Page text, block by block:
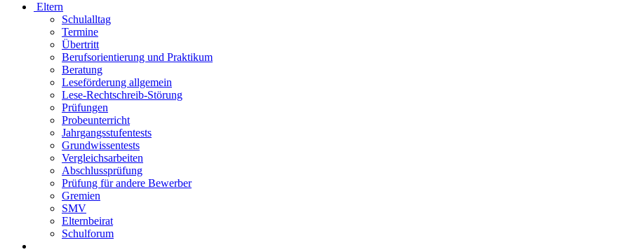
Eltern
Schulalltag
Termine
Übertritt
Berufsorientierung und Praktikum
Beratung
Leseförderung allgemein
Lese-Rechtschreib-Störung
Prüfungen
Probeunterricht
Jahrgangsstufentests
Grundwissentests
Vergleichsarbeiten
Abschlussprüfung
Prüfung für andere Bewerber
Gremien
SMV
Elternbeirat
Schulforum